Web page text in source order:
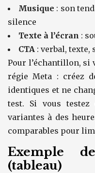
Musique : son
silence
Texte à l’écran :
CTA : verbal, texte,
Pour l’échantillon, si
régie Meta : créez
identiques et ne
test. Si vous testez
variantes à des
comparables pour
Exemple
(tableau)